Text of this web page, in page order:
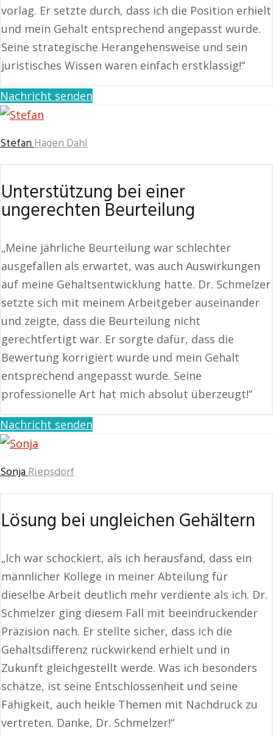
vorlag. Er setzte durch, dass ich die Position erhielt
und mein Gehalt entsprechend angepasst wurde.
Seine strategische Herangehensweise und sein
juristisches Wissen waren einfach erstklassig!“
Nachricht senden
StefanHagen Dahl
Unterstützung bei einer
ungerechten Beurteilung
„Meine jährliche Beurteilung war schlechter
ausgefallen als erwartet, was auch Auswirkungen
auf meine Gehaltsentwicklung hatte. Dr. Schmelzer
setzte sich mit meinem Arbeitgeber auseinander
und zeigte, dass die Beurteilung nicht
gerechtfertigt war. Er sorgte dafür, dass die
Bewertung korrigiert wurde und mein Gehalt
entsprechend angepasst wurde. Seine
professionelle Art hat mich absolut überzeugt!“
Nachricht senden
SonjaRiepsdorf
Lösung bei ungleichen Gehältern
„Ich war schockiert, als ich herausfand, dass ein
männlicher Kollege in meiner Abteilung für
dieselbe Arbeit deutlich mehr verdiente als ich. Dr.
Schmelzer ging diesem Fall mit beeindruckender
Präzision nach. Er stellte sicher, dass ich die
Gehaltsdifferenz rückwirkend erhielt und in
Zukunft gleichgestellt werde. Was ich besonders
schätze, ist seine Entschlossenheit und seine
Fähigkeit, auch heikle Themen mit Nachdruck zu
vertreten. Danke, Dr. Schmelzer!“